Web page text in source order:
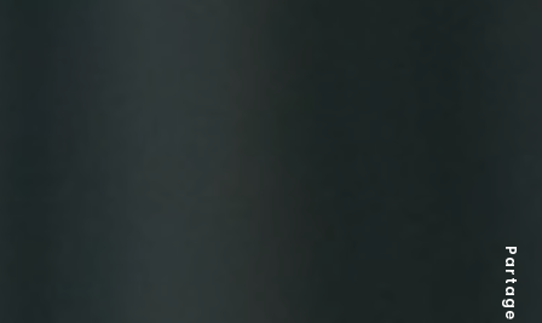
Partage